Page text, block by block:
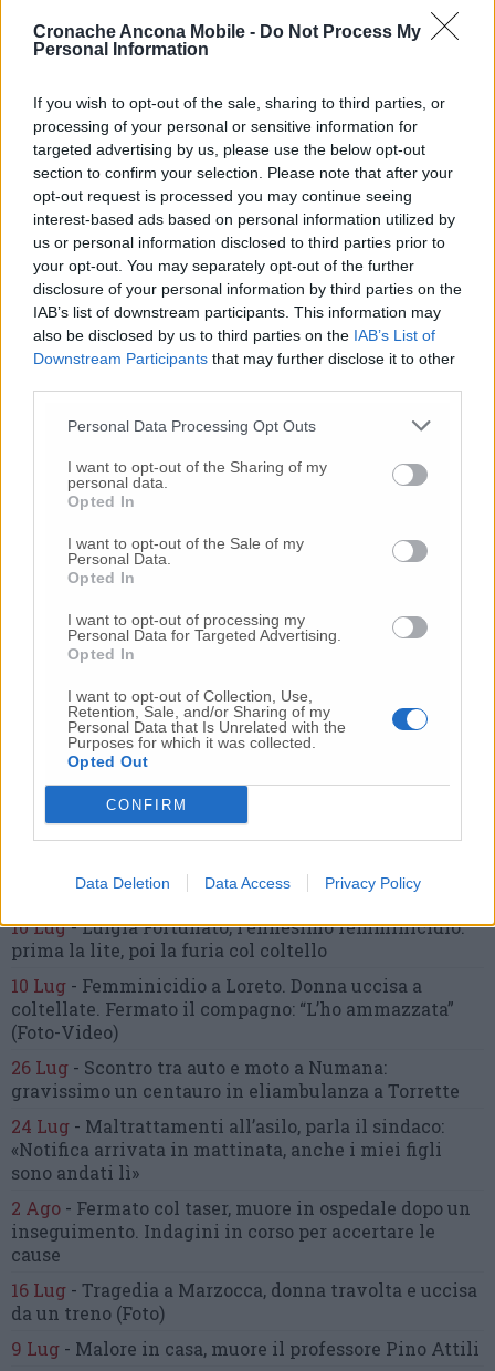
Cronache Ancona Mobile - Do Not Process My
Personal Information
If you wish to opt-out of the sale, sharing to third parties, or
processing of your personal or sensitive information for
targeted advertising by us, please use the below opt-out
section to confirm your selection. Please note that after your
opt-out request is processed you may continue seeing
interest-based ads based on personal information utilized by
us or personal information disclosed to third parties prior to
your opt-out. You may separately opt-out of the further
disclosure of your personal information by third parties on the
IAB’s list of downstream participants. This information may
also be disclosed by us to third parties on the IAB’s List of
Downstream Participants that may further disclose it to other
Personal Data Processing Opt Outs
I want to opt-out of the Sharing of my
personal data.
Opted In
I want to opt-out of the Sale of my
Personal Data.
Opted In
I want to opt-out of processing my
Personal Data for Targeted Advertising.
Opted In
I want to opt-out of Collection, Use,
Retention, Sale, and/or Sharing of my
Personal Data that Is Unrelated with the
Purposes for which it was collected.
Opted Out
CONFIRM
Data Deletion Data Access Privacy Policy
mondo del lavoro a superare questa
complicatissima fase.
somministrazione, abbattimento dei livelli di
reddito delle famiglie, sono solo i primi
segnali a cui potrebbero seguire conseguenze
ben peggiori se l’industria non sarà sostenuta
nei processi di riconversione e di transizione»
conclude la Segreteria Fiom di Ancona.
© RIPRODUZIONE RISERVATA
Vai alla home
Commenti
Nessun commento presente
Commenta
Commenta l'articolo
Gli articoli più letti
orrore all’asilo, arrestate due educatrici
10 Lug-Luigia Fortunato,l’ennesimo femminicidio:
prima la lite, poi la furia col coltello
10 Lug - Femminicidio a Loreto. Donna uccisa a
coltellate. Fermato il compagno: “L’ho ammazzata”
(Foto-Video)
26 Lug - Scontro tra auto e moto a Numana:
gravissimo un centauro in eliambulanza a Torrette
24 Lug - Maltrattamenti all’asilo, parla il sindaco:
«Notifica arrivata in mattinata, anche i miei figli
sono andati lì»
2 Ago - Fermato col taser, muore in ospedale dopo un
inseguimento. Indagini in corso per accertare le
cause
16 Lug - Tragedia a Marzocca, donna travolta e uccisa
da un treno (Foto)
9 Lug - Malore in casa, muore il professore Pino Attili